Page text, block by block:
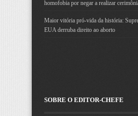
homofobia por negar a realizar
Maior vitória pró-vida da história:
EUA derruba direito ao aborto
SOBRE O EDITOR-CHEFE